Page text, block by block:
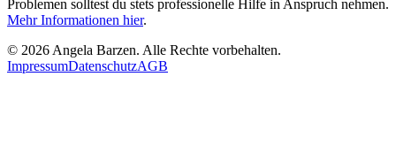
Problemen solltest du stets professionelle Hilfe in Anspruch nehmen.
Mehr Informationen hier.
© 2026 Angela Barzen. Alle Rechte vorbehalten.
ImpressumDatenschutzAGB